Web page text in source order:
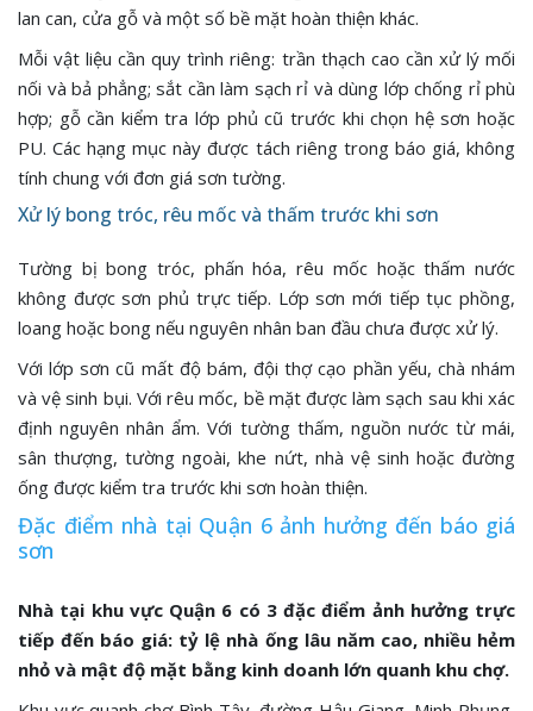
lan can, cửa gỗ và một số bề mặt hoàn thiện khác.
Mỗi vật liệu cần quy trình riêng: trần thạch cao cần xử lý mối
nối và bả phẳng; sắt cần làm sạch rỉ và dùng lớp chống rỉ phù
hợp; gỗ cần kiểm tra lớp phủ cũ trước khi chọn hệ sơn hoặc
PU. Các hạng mục này được tách riêng trong báo giá, không
tính chung với đơn giá sơn tường.
Xử lý bong tróc, rêu mốc và thấm trước khi sơn
Tường bị bong tróc, phấn hóa, rêu mốc hoặc thấm nước
không được sơn phủ trực tiếp. Lớp sơn mới tiếp tục phồng,
loang hoặc bong nếu nguyên nhân ban đầu chưa được xử lý.
Với lớp sơn cũ mất độ bám, đội thợ cạo phần yếu, chà nhám
và vệ sinh bụi. Với rêu mốc, bề mặt được làm sạch sau khi xác
định nguyên nhân ẩm. Với tường thấm, nguồn nước từ mái,
sân thượng, tường ngoài, khe nứt, nhà vệ sinh hoặc đường
ống được kiểm tra trước khi sơn hoàn thiện.
Đặc điểm nhà tại Quận 6 ảnh hưởng đến báo giá
sơn
Nhà tại khu vực Quận 6 có 3 đặc điểm ảnh hưởng trực
tiếp đến báo giá: tỷ lệ nhà ống lâu năm cao, nhiều hẻm
nhỏ và mật độ mặt bằng kinh doanh lớn quanh khu chợ.